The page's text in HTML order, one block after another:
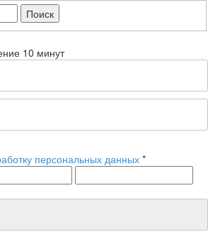
10 минут
персональных данных *